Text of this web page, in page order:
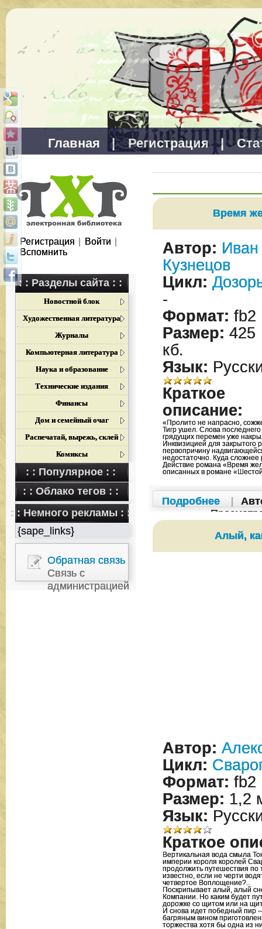
Главная | Регистрация |
Регистрация Войти
Вспомнить
: : Разделы сайта : :
Новостной блок
Художественная литература
Журналы
Компьютерная литература
Наука и образование
Технические издания
Финансы
Дом и семейный очаг
Распечатай, вырежь, склей
Комиксы
: : Популярное : :
: : Облако тегов : :
: : Немного рекламы : :
{sape_links}
Обратная связь
Связь с
администрацией
Время
Автор: Иван
Кузнецов
Цикл:
-
Формат: fb2
Размер: 425
кб.
Язык:
Краткое
описание:
«Пролито не напрасно,
Тигр ушел. Слова
грядущих перемен уже
Инквизицией для закрытого
первопричину
недостаточно. Куда
Действие романа «Время
описанных в романе
Подробнее
Алый,
Автор:
Цикл:
Формат: fb2
Размер: 1,2
Язык:
Краткое
Вертикальная вода смыла
империи короля королей
продолжить путешествия по
известно, если не черти
четвертое Воплощение?..
Поскрипывает алый, алый
Компании. Но каким будет
дорожке со щитом или на
И снова идет победный пир
багряным вином
торжества хотя бы одна из